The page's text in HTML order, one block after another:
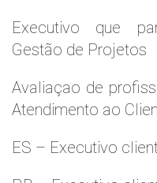
Executivo que
Gestão de Projetos
Avaliaçao de
Atendimento ao
ES – Executivo